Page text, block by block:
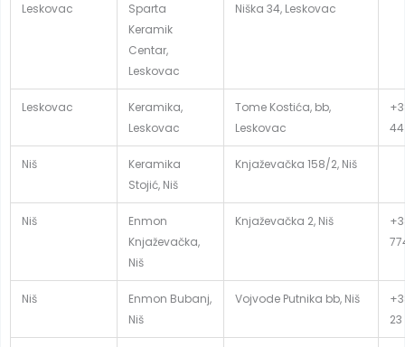
Leskovac
Sparta
Keramik
Centar,
Leskovac
Niška 34, Leskovac
Leskovac
Keramika,
Leskovac
Tome Kostića, bb,
Leskovac
Niš
Keramika
Stojić, Niš
Knjaževačka 158/2, Niš
Niš
Enmon
Knjaževačka,
Niš
Knjaževačka 2, Niš
Niš
Enmon Bubanj,
Niš
Vojvode Putnika bb, Niš